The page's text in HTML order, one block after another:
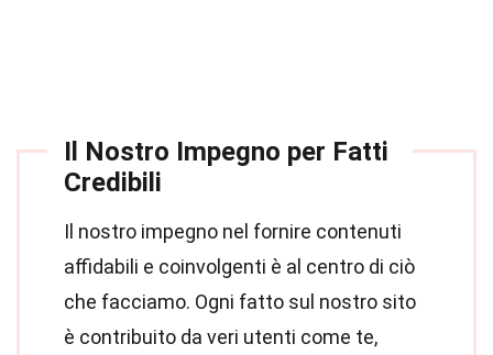
Il Nostro Impegno per Fatti
Credibili
Il nostro impegno nel fornire contenuti
affidabili e coinvolgenti è al centro di ciò
che facciamo. Ogni fatto sul nostro sito
è contribuito da veri utenti come te,